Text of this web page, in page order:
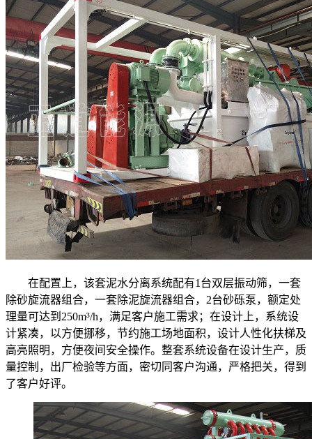
在配置上，该套泥水分离系统配有1台双层振动筛，一套
除砂旋流器组合，一套除泥旋流器组合，2台砂砾泵，额定处
理量可达到250m³/h，满足客户施工需求；在设计上，系统设
计紧凑，以方便挪移，节约施工场地面积，设计人性化扶梯及
高亮照明，方便夜间安全操作。整套系统设备在设计生产，质
量控制，出厂检验等方面，密切同客户沟通，严格把关，得到
了客户好评。